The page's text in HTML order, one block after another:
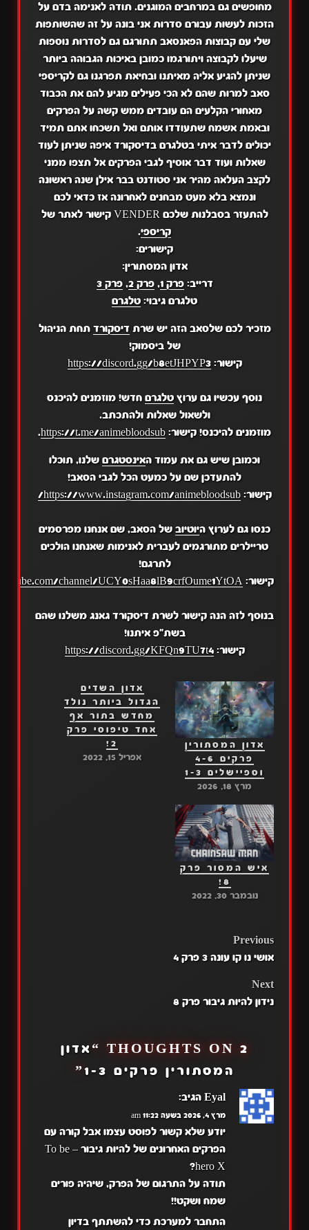
מחופשים גם במרחבים המוגנים. תודה לאנימה בדם על
הזכות לעשות עבורם סדרות אני בונה על זה שהשותפות
שלי עם קבוצות הפאנסאב תתורגם גם לסדרות נוספות
שיעלו לקבוצה ויתורגמו כמובן באיכות הגבוהה ביותר
שניתן להגיע אליה מאיתנו ובחיאת תפרגנו גם לקריספי
סאב למרות שהם לא הכי פעילים מגיע להם את הכבוד
מאחורי הקלעים הם עובדים ממש קשה על הפרקים
ובאמת אשמח שתעודדו אותם ואל תשכחו אתם תמיד
יכולים לדבר איתי בטלגרם בדיסקורד איפה שניתן לעוד
שאלות ועוד דבר אוסיף לגבי הפרקים אל תצפו ממני
לקצב העלאה מהיר אני סטודנט בבר אילן שנה ראשונה
ונמצא בלא מעט מבחנים לאחרונה אז כדאי לכם
להתעזר בסבלנות שלכם VENDER קישור לאתר של
קריספי.
קישורים:
אדון המסתורין:
דרייב:פרק 1 ,פרק 2 ,פרק 3
טלגרם גיבוי:טלגרם
מזכיר לכם שלסאב הזה יש שרת דיסקורד תחת הניהול
של ביסמוק!
קישור:https://discord.gg/b8etJHPYP3
נוסף עכשיו גם ערוץטלגרםחדש! מוזמנים להיכנס
ולשאול שאלות ולהתכתב.
מוזמנים להיכנס! קישור: https://t.me/animebloodsub
.
וכמובן שיש גם את עמוד האינסטגרםשלנו, תוכלו
להתעדכן שם על כמעט הכל לגבי הסאב!
קישור:https://www.instagram.com/animebloodsub/
כנסו גם לערוץ היוטיובשל הסאב, שם אנחנו מפרסמים
טריילרים מתורגמים לעברית לאנימות שאנחנו הולכים
לתרגם!
קישור: channel/UCY0sHaa8lB9crfOume1YtOA
בנוסף לזה הנה קישור לשרת דיסקורד גאנג משלנו שהם
בשת"פ איתנו!
קישור:https://discord.gg/KFQn9TU7t4
אדון המסתורין
פרקים 4-6
וספיישלים 1-3
מרץ 18, 2026
אדון השדים
הגדול ביותר נולד
מחדש בתור אף
אחד טיפוסי פרק
2!
אפריל 15, 2022
איש המסור פרק
8!
נובמבר 30, 2022
POST
Previous
אושי נו קו עונה 3 פרק 4
Next
נידון להיות גיבור פרק 8
2 THOUGHTS ON “
אדון
המסתורין פרקים 1-3
”
Eyal הגיב:
מרץ 4, 2026 בשעה 11:22 am
יודע שלא קשור לפוסט עצמו אבל קורה עם
הפרקים האחרונים של להיות גיבור – To be
hero X?
תודה על התרגום של הפרק, שיהיה פורים
שמח ושקט!!
התחבר למערכת כדי להשתתף בדיון